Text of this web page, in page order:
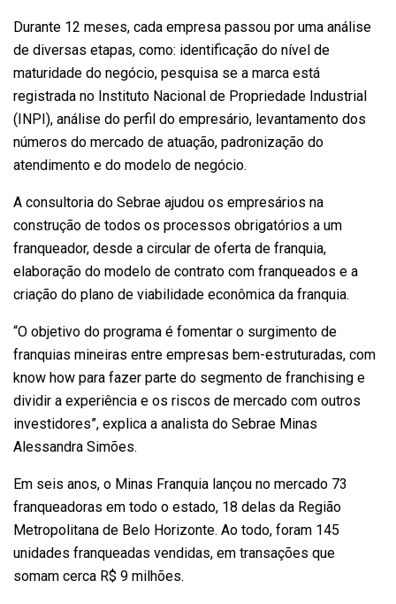
Durante 12 meses, cada empresa passou por uma análise
de diversas etapas, como: identificação do nível de
maturidade do negócio, pesquisa se a marca está
registrada no Instituto Nacional de Propriedade Industrial
(INPI), análise do perfil do empresário, levantamento dos
números do mercado de atuação, padronização do
atendimento e do modelo de negócio.
A consultoria do Sebrae ajudou os empresários na
construção de todos os processos obrigatórios a um
franqueador, desde a circular de oferta de franquia,
elaboração do modelo de contrato com franqueados e a
criação do plano de viabilidade econômica da franquia.
“O objetivo do programa é fomentar o surgimento de
franquias mineiras entre empresas bem-estruturadas, com
know how para fazer parte do segmento de franchising e
dividir a experiência e os riscos de mercado com outros
investidores”, explica a analista do Sebrae Minas
Alessandra Simões.
Em seis anos, o Minas Franquia lançou no mercado 73
franqueadoras em todo o estado, 18 delas da Região
Metropolitana de Belo Horizonte. Ao todo, foram 145
unidades franqueadas vendidas, em transações que
somam cerca R$ 9 milhões.